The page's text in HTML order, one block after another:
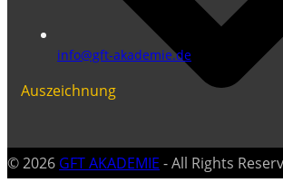
info@gft-akademie.de
Auszeichnung
© 2026 GFT AKADEMIE - All Rights